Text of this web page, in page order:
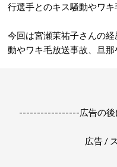
行選手とのキス騒動やワキ
今回は宮瀬茉祐子さんの
動やワキ毛放送事故、旦那
-----------------広告の
広告 /